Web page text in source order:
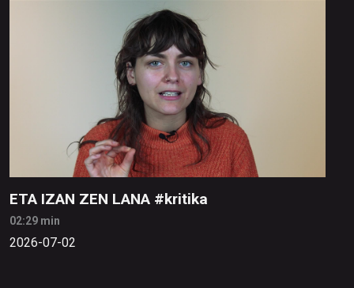
ETA IZAN ZEN LANA #kritika
02:29 min
2026-07-02